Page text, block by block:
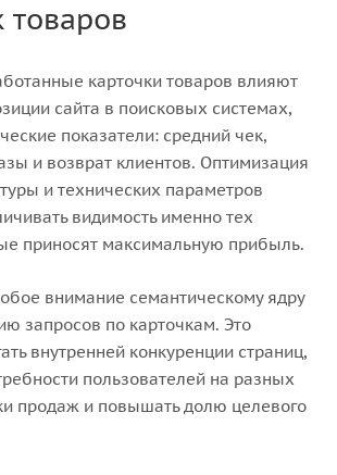
товаров
карточки товаров влияют
сайта в поисковых системах,
показатели: средний чек,
и возврат клиентов. Оптимизация
и технических параметров
видимость именно тех
приносят максимальную прибыль.
внимание семантическому ядру
запросов по карточкам. Это
внутренней конкуренции страниц,
пользователей на разных
продаж и повышать долю целевого